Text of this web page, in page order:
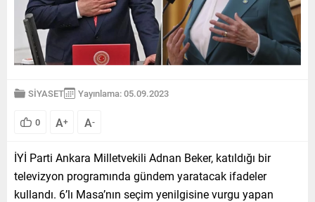
SİYASET Yayınlama: 05.09.2023
0 A+ A-
İYİ Parti Ankara Milletvekili Adnan Beker, katıldığı bir
televizyon programında gündem yaratacak ifadeler
kullandı. 6’lı Masa’nın seçim yenilgisine vurgu yapan